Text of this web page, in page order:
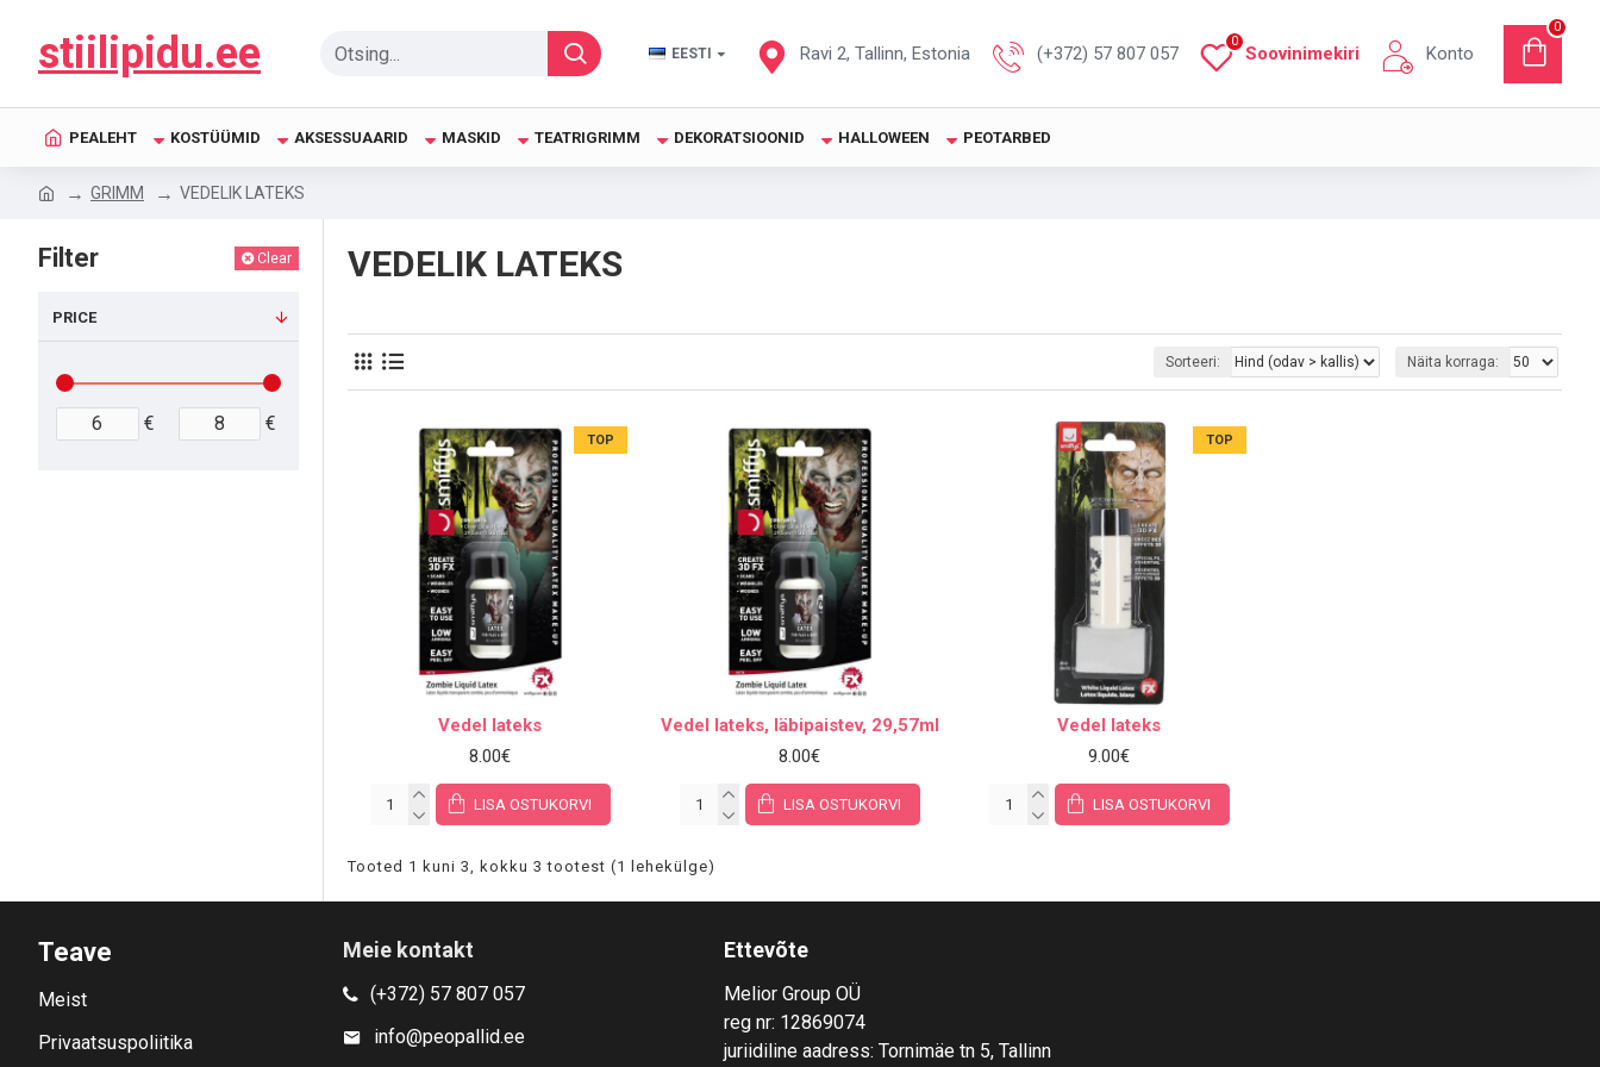
stiilipidu.ee EESTI Ravi 2, Tallinn, Estonia (+372) 57 807 057 Soovinimekiri
0
Konto
0
PEALEHT KOSTÜÜMID AKSESSUAARID MASKID TEATRIGRIMM DEKORATSIOONID HALLOWEEN PEOTARBED
GRIMM VEDELIK LATEKS
Filter Clear
PRICE
€ €
VEDELIK LATEKS
Sorteeri: Näita korraga:
TOP
Vedel lateks
8.00€
LISA OSTUKORVI
Vedel lateks, läbipaistev, 29,57ml
8.00€
LISA OSTUKORVI
TOP
Vedel lateks
9.00€
LISA OSTUKORVI
Tooted 1 kuni 3, kokku 3 tootest (1 lehekülge)
Teave
Meist
Privaatsuspoliitika
Meie kontakt
(+372) 57 807 057
info@peopallid.ee
Ettevõte
Melior Group OÜ
reg nr: 12869074
juriidiline aadress: Tornimäe tn 5, Tallinn